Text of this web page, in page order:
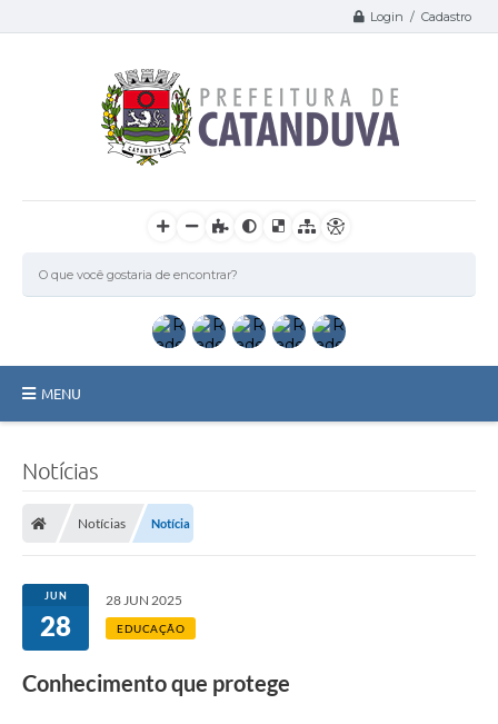
Login / Cadastro
MENU
Licitações / PCA
Transparência
Notícias
Notícias Notícia
JUN
28
28 JUN 2025
EDUCAÇÃO
Conhecimento que protege